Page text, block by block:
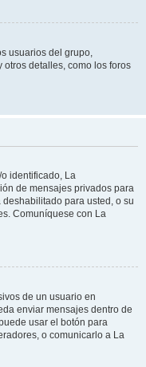
usuarios del grupo,
detalles, como los foros
identificado, La
de mensajes privados para
para usted, o su
Comuníquese con La
de un usuario en
enviar mensajes dentro de
usar el botón para
o comunicarlo a La